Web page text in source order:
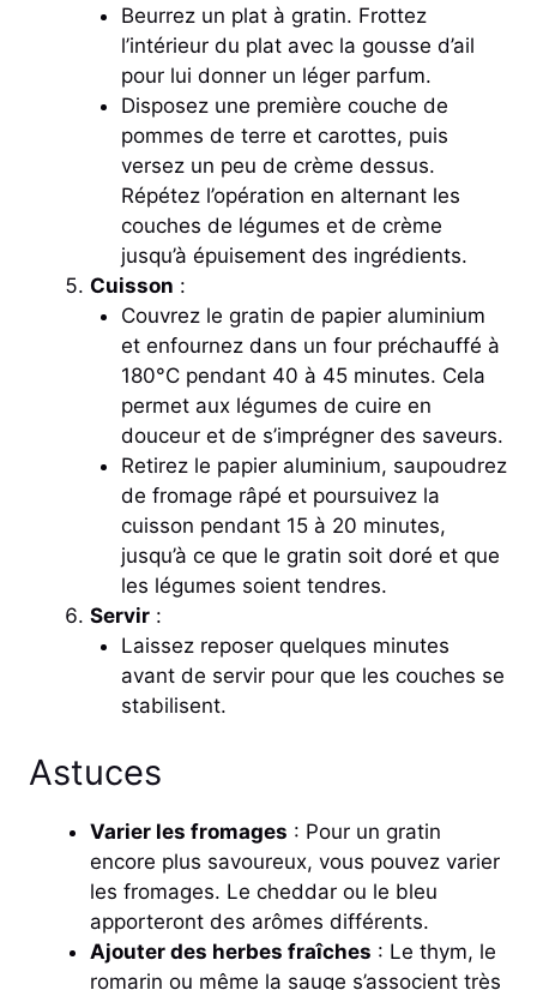
Beurrez un plat à gratin. Frottez
l’intérieur du plat avec la gousse d’ail
pour lui donner un léger parfum.
Disposez une première couche de
pommes de terre et carottes, puis
versez un peu de crème dessus.
Répétez l’opération en alternant les
couches de légumes et de crème
jusqu’à épuisement des ingrédients.
Cuisson :
Couvrez le gratin de papier aluminium
et enfournez dans un four préchauffé à
180°C pendant 40 à 45 minutes. Cela
permet aux légumes de cuire en
douceur et de s’imprégner des saveurs.
Retirez le papier aluminium, saupoudrez
de fromage râpé et poursuivez la
cuisson pendant 15 à 20 minutes,
jusqu’à ce que le gratin soit doré et que
les légumes soient tendres.
Servir :
Laissez reposer quelques minutes
avant de servir pour que les couches se
stabilisent.
Astuces
Varier les fromages : Pour un gratin
encore plus savoureux, vous pouvez varier
les fromages. Le cheddar ou le bleu
apporteront des arômes différents.
Ajouter des herbes fraîches : Le thym, le
romarin ou même la sauge s’associent très